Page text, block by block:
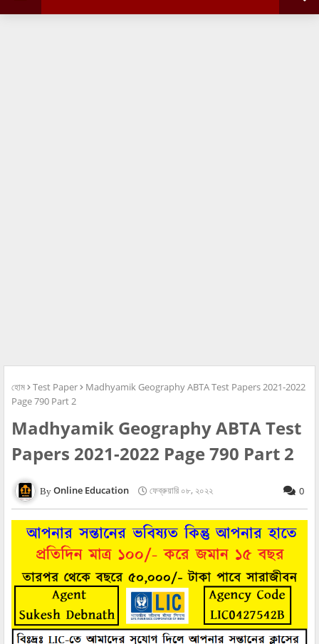
হোম Test Paper
Madhyamik Geography ABTA Test Papers 2021-2022
Page 790 Part 2
Madhyamik Geography ABTA Test
Papers 2021-2022 Page 790 Part 2
Online Education ফেব্রুয়ারি ০৮, ২০২২ 0